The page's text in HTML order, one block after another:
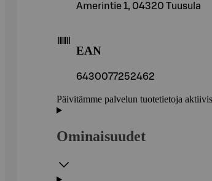
Amerintie 1, 04320 Tuusula
EAN
6430077252462
Päivitämme palvelun tuotetietoja
Ominaisuudet